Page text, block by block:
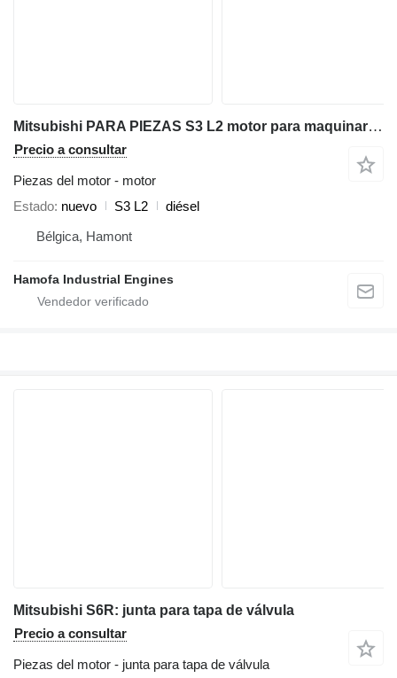
Mitsubishi PARA PIEZAS S3 L2 motor para maquinaria industrial
Precio a consultar
Piezas del motor - motor
Estado nuevo S3 L2
diésel
Bélgica, Hamont
Hamofa Industrial Engines
Mitsubishi S6R: junta para tapa de válvula
Precio a consultar
Piezas del motor - junta para tapa de válvula